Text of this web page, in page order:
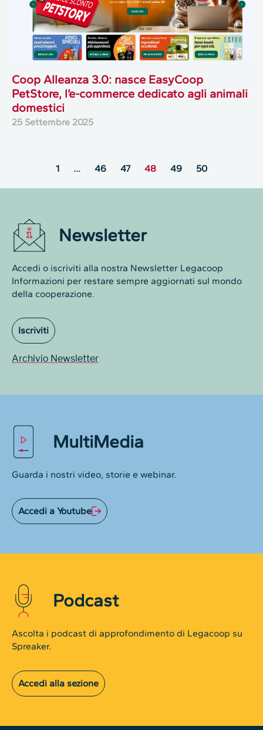
Coop Alleanza 3.0: nasce EasyCoop
PetStore, l’e-commerce dedicato agli animali
domestici
25 Settembre 2025
1 … 46 47 48 49 50
Newsletter
Accedi o iscriviti alla nostra Newsletter Legacoop
Informazioni per restare sempre aggiornati sul mondo
della cooperazione.
Iscriviti
Archivio Newsletter
MultiMedia
Guarda i nostri video, storie e webinar.
Accedi a Youtube
Podcast
Ascolta i podcast di approfondimento di Legacoop su
Spreaker.
Accedi alla sezione